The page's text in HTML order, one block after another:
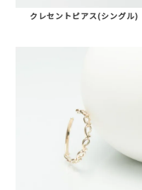
クレセントピアス(シングル)